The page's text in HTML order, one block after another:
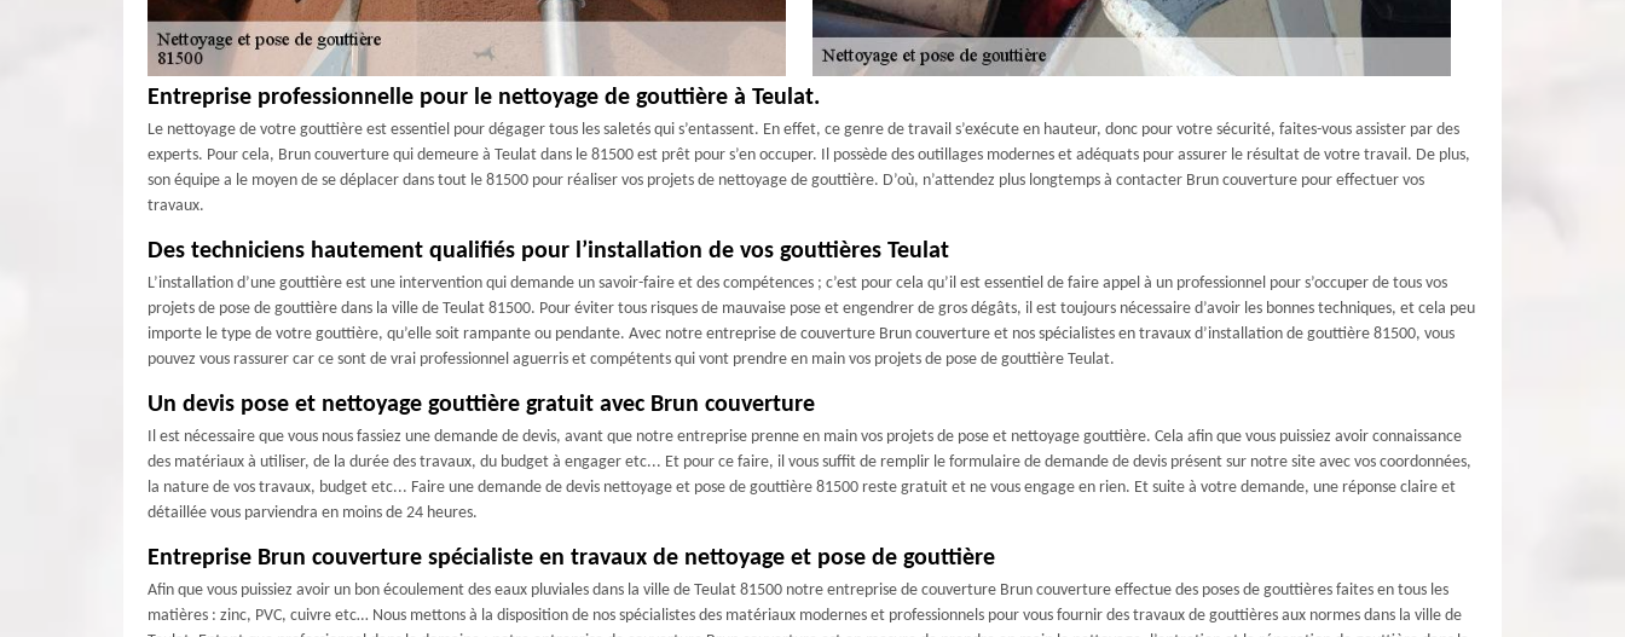
Entreprise professionnelle pour le nettoyage de gouttière à Teulat.
Le nettoyage de votre gouttière est essentiel pour dégager tous les saletés qui s’entassent. En effet, ce genre de travail s’exécute en hauteur, donc pour votre sécurité, faites-vous assister par des
experts. Pour cela, Brun couverture qui demeure à Teulat dans le 81500 est prêt pour s’en occuper. Il possède des outillages modernes et adéquats pour assurer le résultat de votre travail. De plus,
son équipe a le moyen de se déplacer dans tout le 81500 pour réaliser vos projets de nettoyage de gouttière. D’où, n’attendez plus longtemps à contacter Brun couverture pour effectuer vos
travaux.
Des techniciens hautement qualifiés pour l’installation de vos gouttières Teulat
L’installation d’une gouttière est une intervention qui demande un savoir-faire et des compétences ; c’est pour cela qu’il est essentiel de faire appel à un professionnel pour s’occuper de tous vos
projets de pose de gouttière dans la ville de Teulat 81500. Pour éviter tous risques de mauvaise pose et engendrer de gros dégâts, il est toujours nécessaire d’avoir les bonnes techniques, et cela peu
importe le type de votre gouttière, qu’elle soit rampante ou pendante. Avec notre entreprise de couverture Brun couverture et nos spécialistes en travaux d’installation de gouttière 81500, vous
pouvez vous rassurer car ce sont de vrai professionnel aguerris et compétents qui vont prendre en main vos projets de pose de gouttière Teulat.
Un devis pose et nettoyage gouttière gratuit avec Brun couverture
Il est nécessaire que vous nous fassiez une demande de devis, avant que notre entreprise prenne en main vos projets de pose et nettoyage gouttière. Cela afin que vous puissiez avoir connaissance
des matériaux à utiliser, de la durée des travaux, du budget à engager etc... Et pour ce faire, il vous suffit de remplir le formulaire de demande de devis présent sur notre site avec vos coordonnées,
la nature de vos travaux, budget etc... Faire une demande de devis nettoyage et pose de gouttière 81500 reste gratuit et ne vous engage en rien. Et suite à votre demande, une réponse claire et
détaillée vous parviendra en moins de 24 heures.
Entreprise Brun couverture spécialiste en travaux de nettoyage et pose de gouttière
Afin que vous puissiez avoir un bon écoulement des eaux pluviales dans la ville de Teulat 81500 notre entreprise de couverture Brun couverture effectue des poses de gouttières faites en tous les
matières : zinc, PVC, cuivre etc… Nous mettons à la disposition de nos spécialistes des matériaux modernes et professionnels pour vous fournir des travaux de gouttières aux normes dans la ville de